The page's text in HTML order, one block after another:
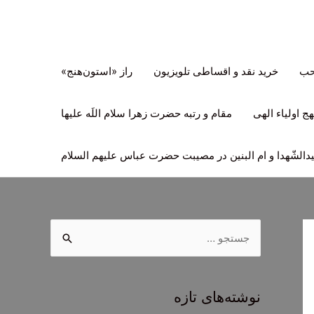
خرید نقد و اقساطی تلویزیون راز «استون‌هنج»
اولیاء الهی مقام و رتبه حضرت زهرا سلام اللَه علیها
و ام البنین در مصیبت حضرت عباس علیهم السلام
جنوشته‌های تازه